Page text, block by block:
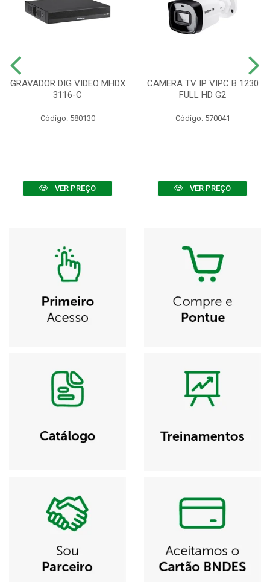
GRAVADOR DIG VIDEO MHDX
3116-C
Código: 580130
VER PREÇO
CAMERA TV IP VIPC B 1230
FULL HD G2
Código: 570041
VER PREÇO